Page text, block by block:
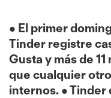
• El primer
Tinder registre
Gusta y más de
que cualquier
internos. • Tinder